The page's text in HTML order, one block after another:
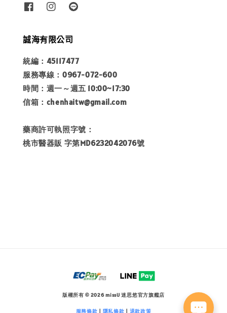
誠海有限公司
統編：45117477
服務專線：0967-072-600
時間：週一～週五 10:00~17:30
信箱：chenhaitw@gmail.com
藥商許可執照字號：
桃市醫器販 字第MD6232042076號
版權所有 © 2026 missU 迷思悠官方旗艦店
服務條款 隱私條款 退款政策